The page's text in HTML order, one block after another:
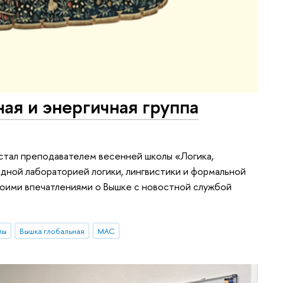
и энергичная группа
преподавателем весенней школы «Логика,
лабораторией логики, лингвистики и формальной
впечатлениями о Вышке с новостной службой
Вышка глобальная МАС